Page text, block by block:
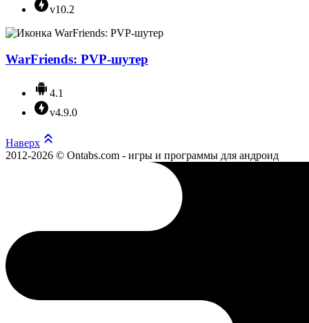
v10.2
WarFriends: PVP-шутер
4.1
v4.9.0
Наверх
2012-2026 © Ontabs.com - игры и программы для андроид